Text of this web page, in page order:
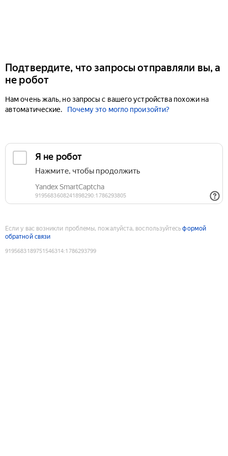
Подтвердите, что запросы отправляли вы, а
не робот
Нам очень жаль, но запросы с вашего устройства похожи на
автоматические.
Почему это могло произойти?
Если у вас возникли проблемы, пожалуйста, воспользуйтесьформой
обратной связи
9195683189751546314:1786293799